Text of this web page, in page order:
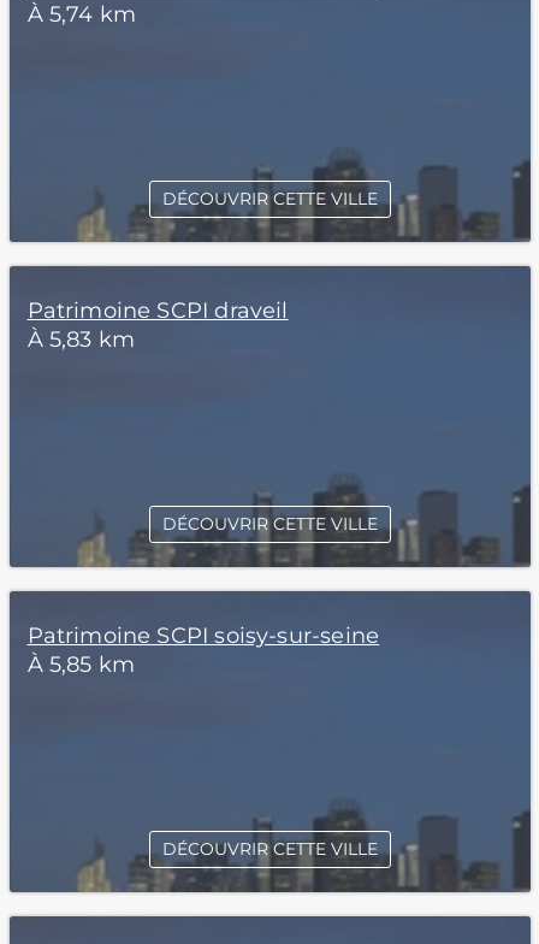
À 5,74 km
DÉCOUVRIR CETTE VILLE
Patrimoine SCPI draveil
À 5,83 km
DÉCOUVRIR CETTE VILLE
Patrimoine SCPI soisy-sur-seine
À 5,85 km
DÉCOUVRIR CETTE VILLE